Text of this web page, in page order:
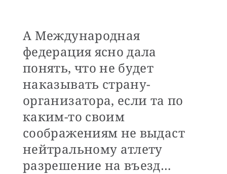
А Международная
федерация ясно дала
понять, что не будет
наказывать страну-
организатора, если та по
каким-то своим
соображениям не выдаст
нейтральному атлету
разрешение на въезд…